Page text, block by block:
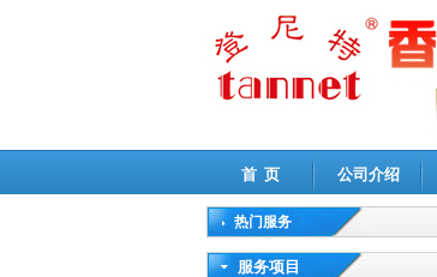
首 页 公司介绍
热门服务
高新技术企业认定审计|企业所
服务项目